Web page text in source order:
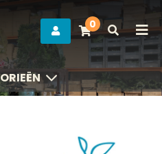
0